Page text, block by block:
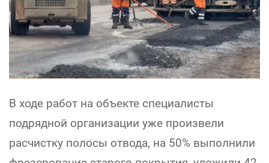
В ходе работ на объекте специалисты
подрядной организации уже произвели
расчистку полосы отвода, на 50% выполнили